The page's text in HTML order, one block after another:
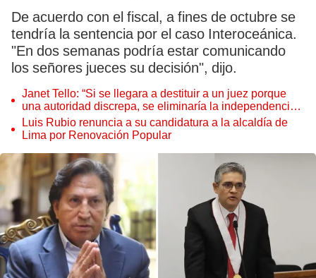
De acuerdo con el fiscal, a fines de octubre se
tendría la sentencia por el caso Interoceánica.
"En dos semanas podría estar comunicando
los señores jueces su decisión", dijo.
Janet Tello: “Si se llegara a destituir a un juez porque
una autoridad discrepa, se eliminaría la independencia
judicial”
Luis Rubio renuncia a su candidatura a la alcaldía de
Lima por Renovación Popular